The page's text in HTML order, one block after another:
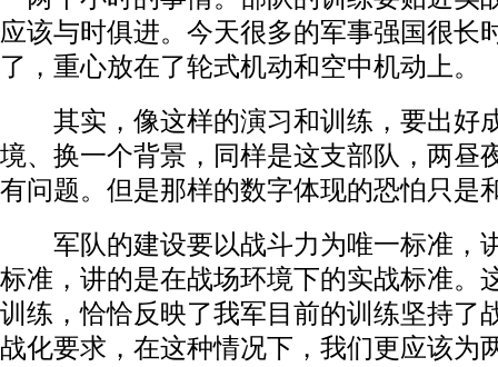
应该与时俱进。今天很多的军事强国很长
了，重心放在了轮式机动和空中机动上。
其实，像这样的演习和训练，要出好
境、换一个背景，同样是这支部队，两昼
有问题。但是那样的数字体现的恐怕只是
军队的建设要以战斗力为唯一标准，
标准，讲的是在战场环境下的实战标准。
训练，恰恰反映了我军目前的训练坚持了
战化要求，在这种情况下，我们更应该为